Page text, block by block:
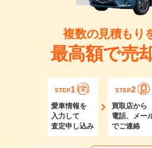
複数の見積もり
最高額で売
STEP1
愛車情報を
入力して
査定申し込み
STEP2
買取店から
電話、メー
でご連絡